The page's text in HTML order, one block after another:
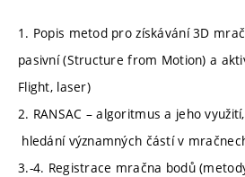
1. Popis metod pro získávání 3D
pasivní (Structure from Motion) a
Flight, laser)
2. RANSAC – algoritmus a jeho
hledání významných částí v
3.-4. Registrace mračna bodů